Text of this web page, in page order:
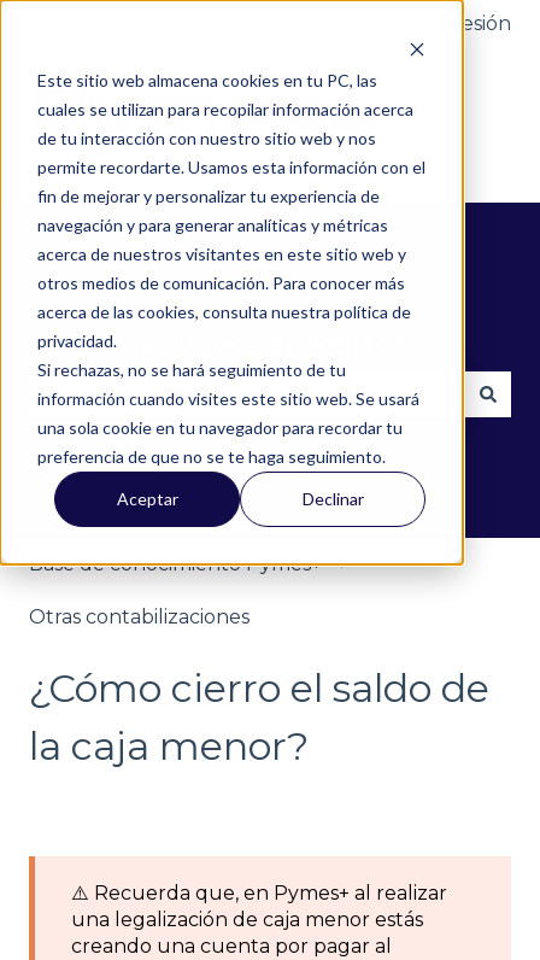
Este sitio web almacena cookies en tu PC, las
cuales se utilizan para recopilar información acerca
de tu interacción con nuestro sitio web y nos
permite recordarte. Usamos esta información con el
fin de mejorar y personalizar tu experiencia de
navegación y para generar analíticas y métricas
acerca de nuestros visitantes en este sitio web y
otros medios de comunicación. Para conocer más
acerca de las cookies, consulta nuestra política de
privacidad.
Si rechazas, no se hará seguimiento de tu
información cuando visites este sitio web. Se usará
una sola cookie en tu navegador para recordar tu
preferencia de que no se te haga seguimiento.
Aceptar Declinar
Iniciar sesión
¿Cómo podemos ayudarte?
No hay sugerencias porque el campo de
Base de conocimiento Pymes+
Otras contabilizaciones
¿Cómo cierro el saldo de
la caja menor?
⚠️ Recuerda que, en Pymes+ al realizar
una legalización de caja menor estás
creando una cuenta por pagar al